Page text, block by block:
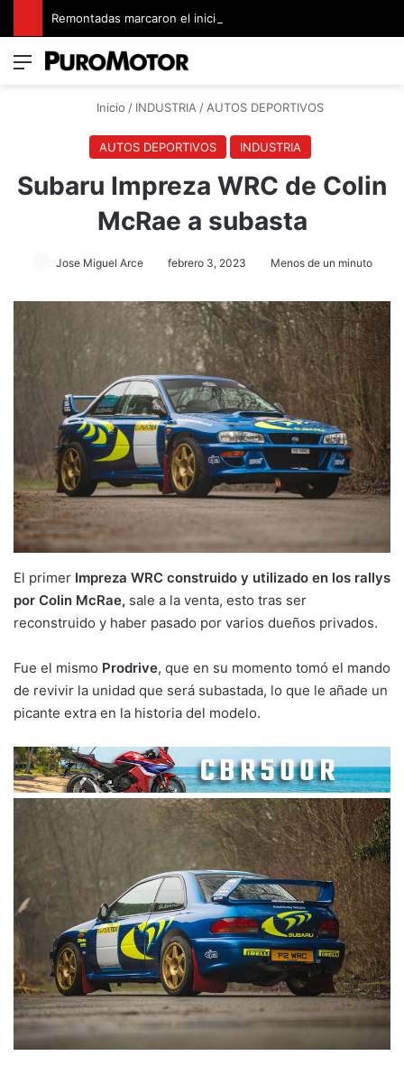
Menú
Inicio / INDUSTRIA / AUTOS DEPORTIVOS
AUTOS DEPORTIVOS INDUSTRIA
Subaru Impreza WRC de Colin
McRae a subasta
Jose Miguel Arce febrero 3, 2023 Menos de un minuto
El primer Impreza WRC construido y utilizado en los rallys
por Colin McRae, sale a la venta, esto tras ser
reconstruido y haber pasado por varios dueños privados.
Fue el mismo Prodrive, que en su momento tomó el mando
de revivir la unidad que será subastada, lo que le añade un
picante extra en la historia del modelo.